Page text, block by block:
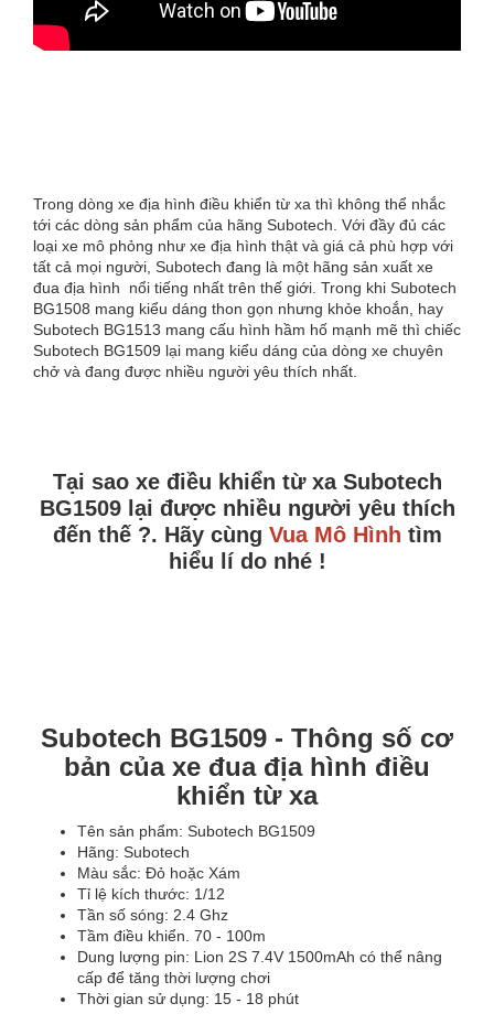
Trong dòng xe địa hình điều khiển từ xa thì không thể nhắc
tới các dòng sản phẩm của hãng Subotech. Với đầy đủ các
loại xe mô phỏng như xe địa hình thật và giá cả phù hợp với
tất cả mọi người, Subotech đang là một hãng sản xuất xe
đua địa hình nổi tiếng nhất trên thế giới. Trong khi Subotech
BG1508 mang kiểu dáng thon gọn nhưng khỏe khoắn, hay
Subotech BG1513 mang cấu hình hầm hố mạnh mẽ thì chiếc
Subotech BG1509 lại mang kiểu dáng của dòng xe chuyên
chở và đang được nhiều người yêu thích nhất.
Tại sao xe điều khiển từ xa Subotech
BG1509 lại được nhiều người yêu thích
đến thế ?. Hãy cùng Vua Mô Hình tìm
hiểu lí do nhé !
Subotech BG1509 - Thông số cơ
bản của xe đua địa hình điều
khiển từ xa
Tên sản phẩm: Subotech BG1509
Hãng: Subotech
Màu sắc: Đỏ hoặc Xám
Tỉ lệ kích thước: 1/12
Tần số sóng: 2.4 Ghz
Tầm điều khiển. 70 - 100m
Dung lượng pin: Lion 2S 7.4V 1500mAh có thể nâng
cấp để tăng thời lượng chơi
Thời gian sử dụng: 15 - 18 phút